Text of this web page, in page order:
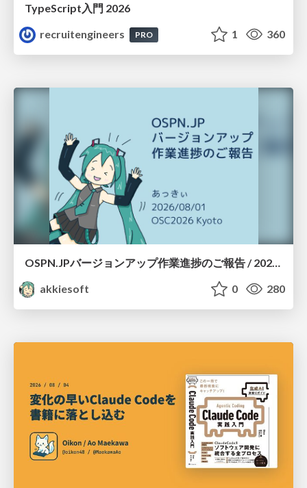
TypeScript入門 2026
recruitengineers
PRO 1 360
OSPN.JPバージョンアップ作業進捗のご報告 / 20260801-osc26kyoto
akkiesoft
0 280